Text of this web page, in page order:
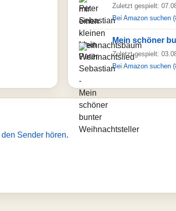
Zuletzt gespielt:
Bei Amazon suchen
Mein schöner
Zuletzt gespielt:
Bei Amazon suchen
den Sender hören.